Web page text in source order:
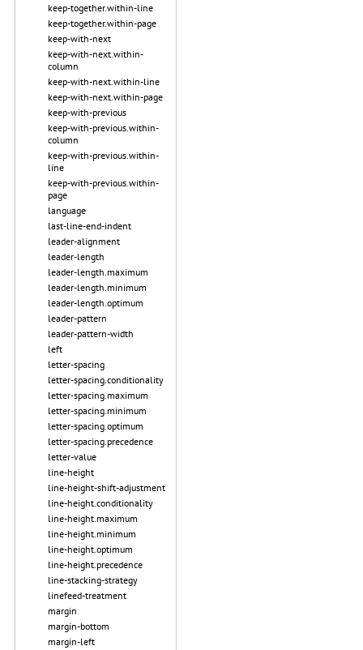
keep-together.within-line
keep-together.within-page
keep-with-next
keep-with-next.within-
column
keep-with-next.within-line
keep-with-next.within-page
keep-with-previous
keep-with-previous.within-
column
keep-with-previous.within-
line
keep-with-previous.within-
page
language
last-line-end-indent
leader-alignment
leader-length
leader-length.maximum
leader-length.minimum
leader-length.optimum
leader-pattern
leader-pattern-width
left
letter-spacing
letter-spacing.conditionality
letter-spacing.maximum
letter-spacing.minimum
letter-spacing.optimum
letter-spacing.precedence
letter-value
line-height
line-height-shift-adjustment
line-height.conditionality
line-height.maximum
line-height.minimum
line-height.optimum
line-height.precedence
line-stacking-strategy
linefeed-treatment
margin
margin-bottom
margin-left